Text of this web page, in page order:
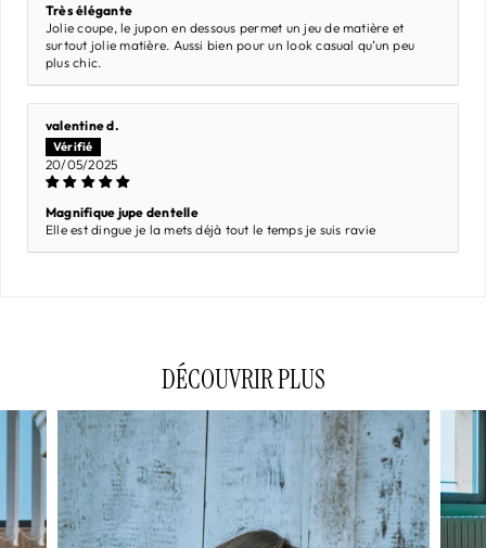
Très élégante
Jolie coupe, le jupon en dessous permet un jeu de matière et
surtout jolie matière. Aussi bien pour un look casual qu’un peu
plus chic.
valentine d.
20/05/2025
Magnifique jupe dentelle
Elle est dingue je la mets déjà tout le temps je suis ravie
DÉCOUVRIR PLUS